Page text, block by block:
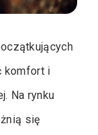
komfort i
Na rynku
się